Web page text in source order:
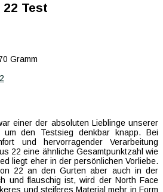
Test
Gramm
einer der absoluten Lieblinge unserer
den Testsieg denkbar knapp. Bei
und hervorragender Verarbeitung
22 eine ähnliche Gesamtpunktzahl wie
liegt eher in der persönlichen Vorliebe.
22 an den Gurten aber auch in der
und flauschig ist, wird der North Face
und steiferes Material mehr in Form